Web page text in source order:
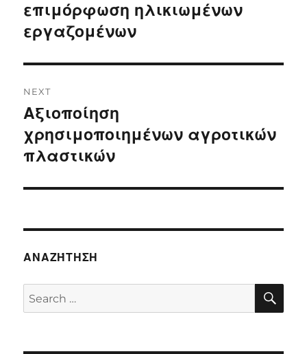
post:
επιμόρφωση ηλικιωμένων
εργαζομένων
NEXT
Next
post:
Αξιοποίηση
χρησιμοποιημένων αγροτικών
πλαστικών
ΑΝΑΖΉΤΗΣΗ
Search
for: